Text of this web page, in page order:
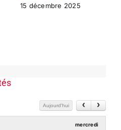
15 décembre 2025
Aujourd'hui
mercredi